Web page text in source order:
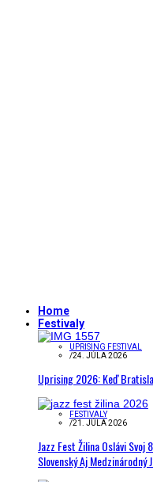
Home
Festivaly
UPRISING FESTIVAL
/24. JÚLA 2026
Uprising 2026: Keď
FESTIVALY
/21. JÚLA 2026
Jazz Fest Žilina Oslávi Svoj
Slovenský Aj Medzinárodný